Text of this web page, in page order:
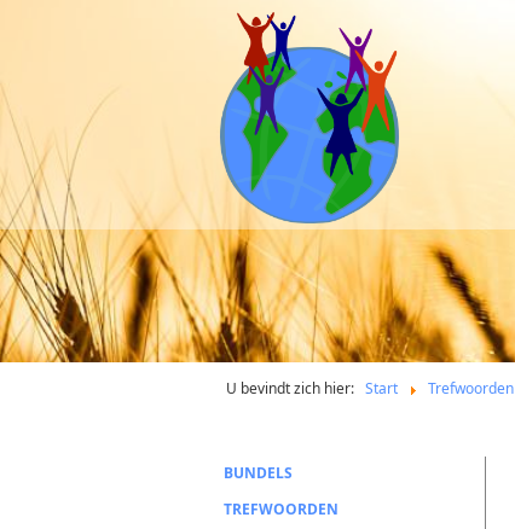
U bevindt zich hier: Start Trefwoorden
BUNDELS
TREFWOORDEN